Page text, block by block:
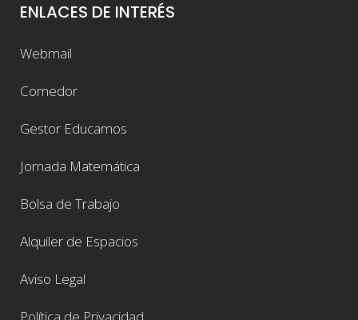
ENLACES DE INTERÉS
Webmail
Comedor
Gestor Educamos
Jornada Matemática
Bolsa de Trabajo
Alquiler de Espacios
Aviso Legal